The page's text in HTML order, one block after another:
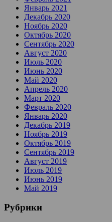
Январь 2021
Декабрь 2020
Ноябрь 2020
Октябрь 2020
Сентябрь 2020
Август 2020
Июль 2020
Июнь 2020
Май 2020
Апрель 2020
Март 2020
Февраль 2020
Январь 2020
Декабрь 2019
Ноябрь 2019
Октябрь 2019
Сентябрь 2019
Август 2019
Июль 2019
Июнь 2019
Май 2019
Рубрики